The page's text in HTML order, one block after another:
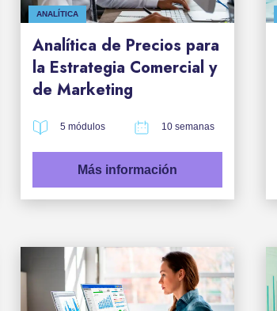
ANALÍTICA
Analítica de Precios para
la Estrategia Comercial y
de Marketing
5 módulos 10 semanas
Más información